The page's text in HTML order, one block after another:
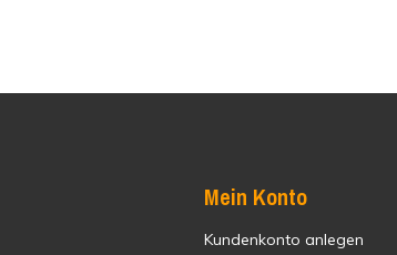
Mein Konto
Kundenkonto anlegen